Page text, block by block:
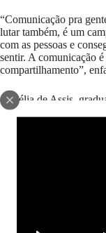
“Comunicação pra
lutar também, é um
com as pessoas e
sentir. A comunicação
compartilhamento”,
Gilcélia de Assis,
cidade de Salvador
EBN foi uma
seu referencial teórico
“Através dos seus
de hoje, como